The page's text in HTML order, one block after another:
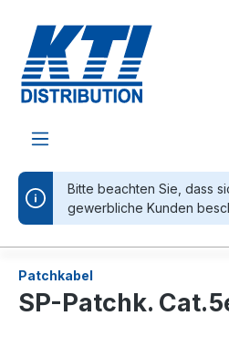
Bitte beachten Sie, dass
gewerbliche Kunden
Patchkabel
SP-Patchk.